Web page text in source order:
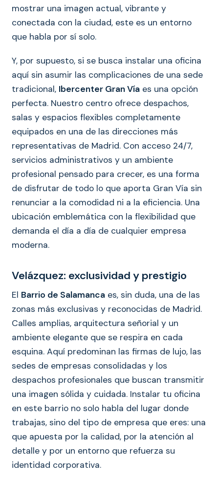
mostrar una imagen actual, vibrante y
conectada con la ciudad, este es un entorno
que habla por sí solo.
Y, por supuesto, si se busca instalar una oficina
aquí sin asumir las complicaciones de una sede
tradicional, Ibercenter Gran Vía es una opción
perfecta. Nuestro centro ofrece despachos,
salas y espacios flexibles completamente
equipados en una de las direcciones más
representativas de Madrid. Con acceso 24/7,
servicios administrativos y un ambiente
profesional pensado para crecer, es una forma
de disfrutar de todo lo que aporta Gran Vía sin
renunciar a la comodidad ni a la eficiencia. Una
ubicación emblemática con la flexibilidad que
demanda el día a día de cualquier empresa
moderna.
Velázquez: exclusividad y prestigio
El Barrio de Salamanca es, sin duda, una de las
zonas más exclusivas y reconocidas de Madrid.
Calles amplias, arquitectura señorial y un
ambiente elegante que se respira en cada
esquina. Aquí predominan las firmas de lujo, las
sedes de empresas consolidadas y los
despachos profesionales que buscan transmitir
una imagen sólida y cuidada. Instalar tu oficina
en este barrio no solo habla del lugar donde
trabajas, sino del tipo de empresa que eres: una
que apuesta por la calidad, por la atención al
detalle y por un entorno que refuerza su
identidad corporativa.